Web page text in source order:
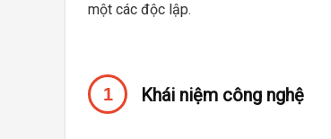
một các độc lập.
Khái niệm công nghệ